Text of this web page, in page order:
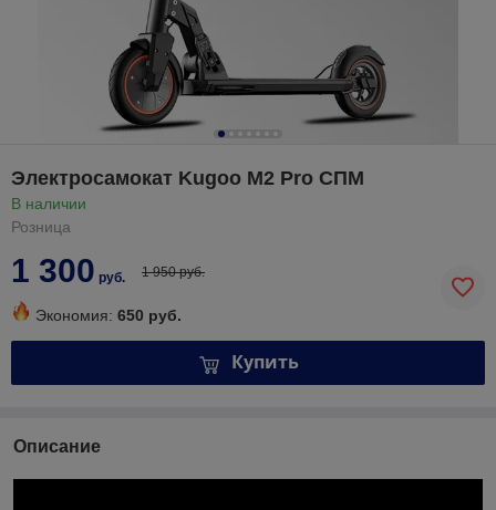
Электросамокат Kugoo M2 Pro СПМ
В наличии
Розница
1 300 руб. 1 950 руб.
Экономия: 650 руб.
Купить
Описание